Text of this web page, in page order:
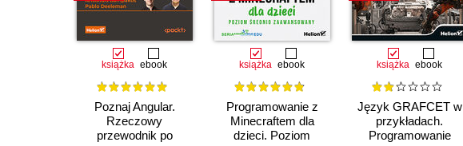
książka ebook
Poznaj Angular.
Rzeczowy
przewodnik po
książka ebook
Programowanie z
Minecraftem dla
dzieci. Poziom
książka ebook
Język GRAFCET w
przykładach.
Programowanie